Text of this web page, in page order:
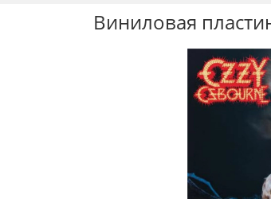
Виниловая